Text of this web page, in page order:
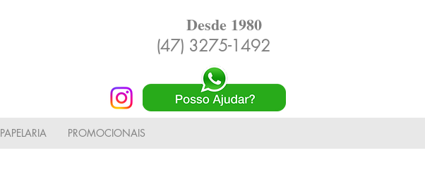
(47) 3275-1492
PAPELARIA PROMOCIONAIS
Desde 1980